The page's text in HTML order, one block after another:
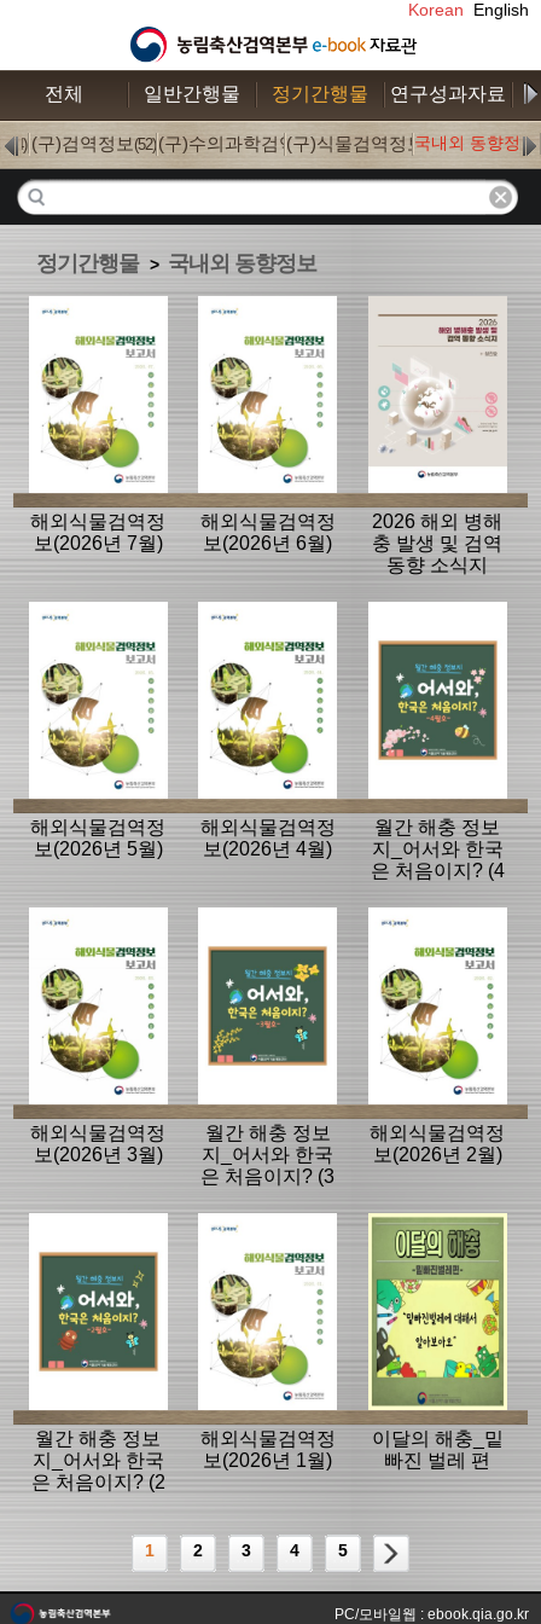
Korean English
전체 일반간행물 정기간행물 연구성과자료
(4) (구)검역정보 (52) (구)수의과학검역(0)
(구)식물검역정보(0)
국내외 동향정보
정기간행물 > 국내외 동향정보
해외식물검역정
보(2026년 7월)
해외식물검역정
보(2026년 6월)
2026 해외 병해
충 발생 및 검역
동향 소식지
해외식물검역정
보(2026년 5월)
해외식물검역정
보(2026년 4월)
월간 해충 정보
지_어서와 한국
은 처음이지? (4
해외식물검역정
보(2026년 3월)
월간 해충 정보
지_어서와 한국
은 처음이지? (3
해외식물검역정
보(2026년 2월)
월간 해충 정보
지_어서와 한국
은 처음이지? (2
해외식물검역정
보(2026년 1월)
이달의 해충_밑
빠진 벌레 편
1 2 3 4 5
PC/모바일웹 : ebook.qia.go.kr